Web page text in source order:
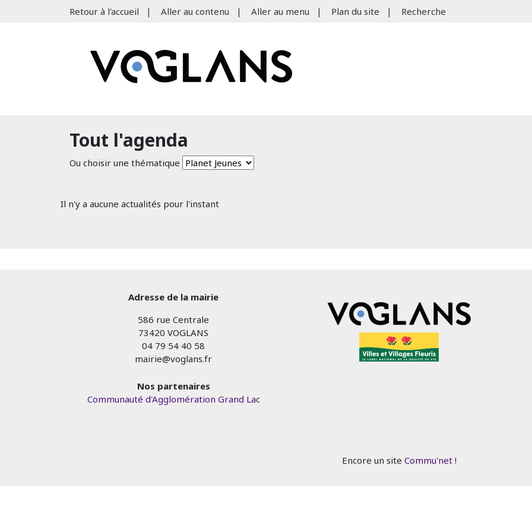
Retour à l'accueil | Aller au contenu | Aller au menu | Plan du site | Recherche
Tout l'agenda
Ou choisir une thématique
Il n'y a aucune actualités pour l'instant
Adresse de la mairie
586 rue Centrale
73420 VOGLANS
04 79 54 40 58
mairie@voglans.fr
Nos partenaires
Communauté d'Agglomération Grand Lac
Encore un site Commu'net !